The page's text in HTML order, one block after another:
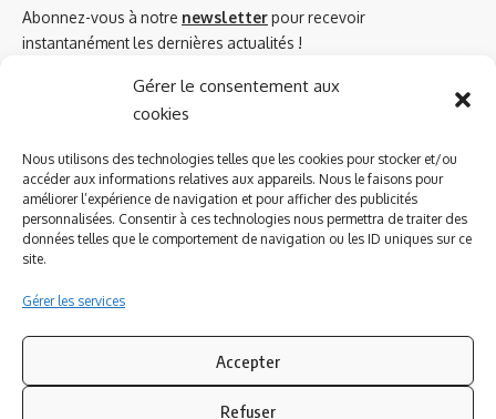
Gérer le consentement aux
cookies
Nous utilisons des technologies telles que les cookies pour stocker et/ou
accéder aux informations relatives aux appareils. Nous le faisons pour
améliorer l’expérience de navigation et pour afficher des publicités
personnalisées. Consentir à ces technologies nous permettra de traiter des
données telles que le comportement de navigation ou les ID uniques sur ce
site.
Gérer les services
Accepter
Refuser
Abonnez-vous à notre newsletterpour recevoir
instantanément les dernières actualités !
Azinat.com TV soutient